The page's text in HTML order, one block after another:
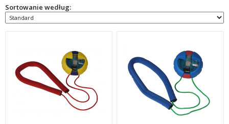
Sortowanie według: